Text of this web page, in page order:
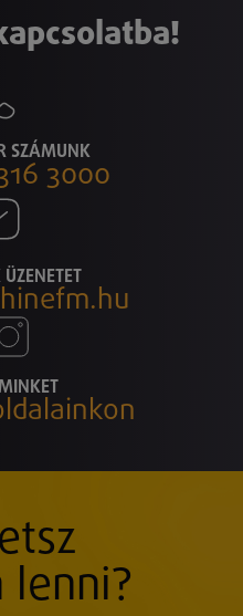
SZÁMUNK
3000
ÜZENETET
lenni?